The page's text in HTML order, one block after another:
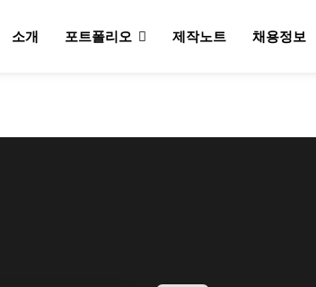
소개 포트폴리오 제작노트 채용정보